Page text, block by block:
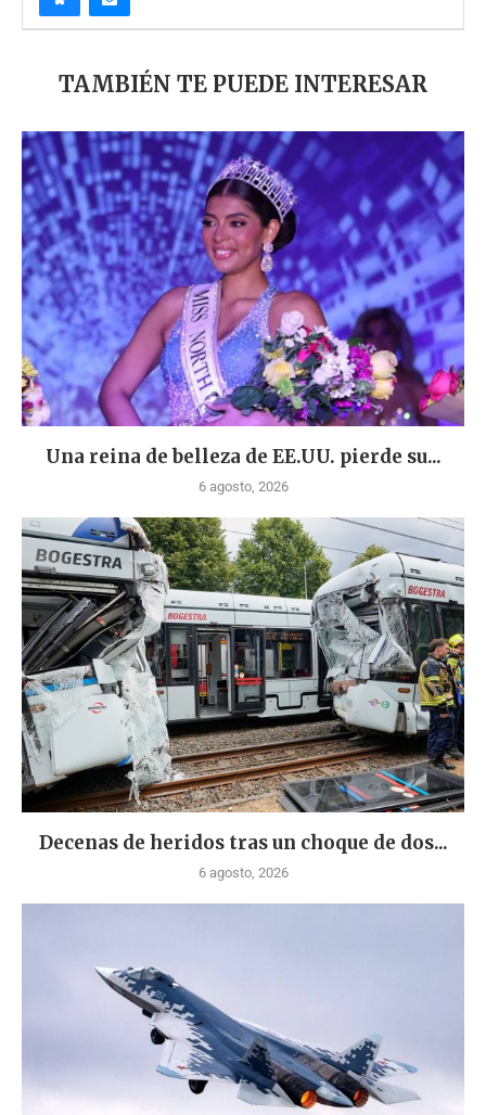
TAMBIÉN TE PUEDE INTERESAR
Una reina de belleza de EE.UU. pierde su...
6 agosto, 2026
Decenas de heridos tras un choque de dos...
6 agosto, 2026